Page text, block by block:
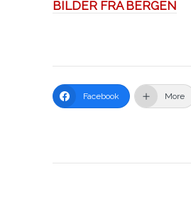
BILDER FRA BERGEN
Facebook More